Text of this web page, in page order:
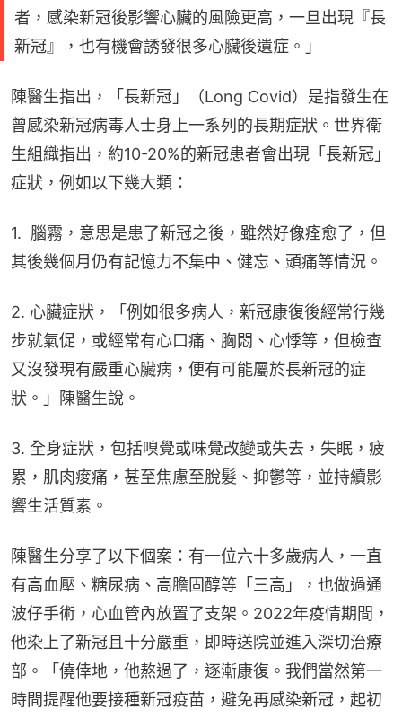
者，感染新冠後影響心臟的風險更高，一旦出現『長
新冠』，也有機會誘發很多心臟後遺症。」
陳醫生指出，「長新冠」（Long Covid）是指發生在
曾感染新冠病毒人士身上一系列的長期症狀。世界衛
生組織指出，約10-20%的新冠患者會出現「長新冠」
症狀，例如以下幾大類：
1.  腦霧，意思是患了新冠之後，雖然好像痊愈了，但
其後幾個月仍有記憶力不集中、健忘、頭痛等情況。
2. 心臟症狀，「例如很多病人，新冠康復後經常行幾
步就氣促，或經常有心口痛、胸悶、心悸等，但檢查
又沒發現有嚴重心臟病，便有可能屬於長新冠的症
狀。」陳醫生說。
3. 全身症狀，包括嗅覺或味覺改變或失去，失眠，疲
累，肌肉痠痛，甚至焦慮至脫髮、抑鬱等，並持續影
響生活質素。
陳醫生分享了以下個案：有一位六十多歲病人，一直
有高血壓、糖尿病、高膽固醇等「三高」，也做過通
波仔手術，心血管內放置了支架。2022年疫情期間，
他染上了新冠且十分嚴重，即時送院並進入深切治療
部。「僥倖地，他熬過了，逐漸康復。我們當然第一
時間提醒他要接種新冠疫苗，避免再感染新冠，起初